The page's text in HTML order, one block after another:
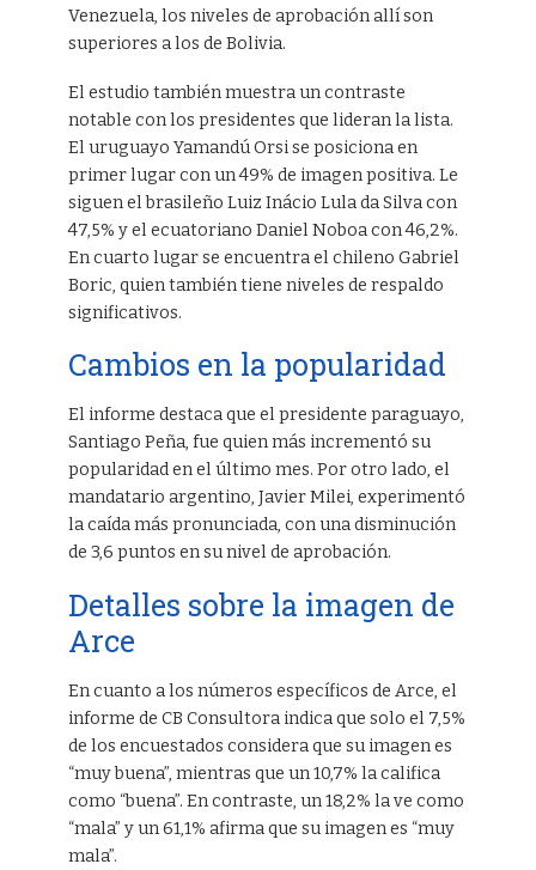
Venezuela, los niveles de aprobación allí son
superiores a los de Bolivia.
El estudio también muestra un contraste
notable con los presidentes que lideran la lista.
El uruguayo Yamandú Orsi se posiciona en
primer lugar con un 49% de imagen positiva. Le
siguen el brasileño Luiz Inácio Lula da Silva con
47,5% y el ecuatoriano Daniel Noboa con 46,2%.
En cuarto lugar se encuentra el chileno Gabriel
Boric, quien también tiene niveles de respaldo
significativos.
Cambios en la popularidad
El informe destaca que el presidente paraguayo,
Santiago Peña, fue quien más incrementó su
popularidad en el último mes. Por otro lado, el
mandatario argentino, Javier Milei, experimentó
la caída más pronunciada, con una disminución
de 3,6 puntos en su nivel de aprobación.
Detalles sobre la imagen de
Arce
En cuanto a los números específicos de Arce, el
informe de CB Consultora indica que solo el 7,5%
de los encuestados considera que su imagen es
“muy buena”, mientras que un 10,7% la califica
como “buena”. En contraste, un 18,2% la ve como
“mala” y un 61,1% afirma que su imagen es “muy
mala”.